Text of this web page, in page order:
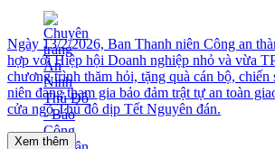
Ngày 13/2/2026, Ban Thanh niên Công an
hợp với Hiệp hội Doanh nghiệp nhỏ và vừa
chương trình thăm hỏi, tặng quà cán bộ, chiến
niên đang tham gia bảo đảm trật tự an toàn
cửa ngõ Thủ đô dịp Tết Nguyên đán.
Xem thêm